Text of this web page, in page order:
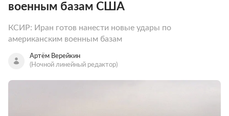
военным базам США
КСИР: Иран готов нанести новые удары по
американским военным базам
Артём Верейкин
(Ночной линейный редактор)